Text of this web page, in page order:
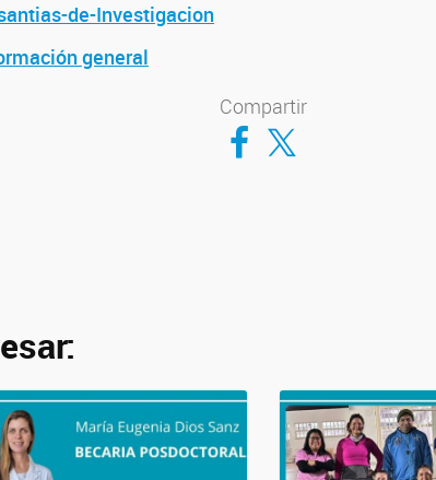
de-Investigacion
general
Compartir
Compartir en Facebook
Compartir en Twitter